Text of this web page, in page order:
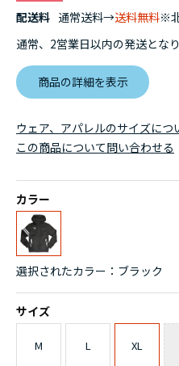
配送料 通常送料→送料無料※
通常、2営業日以内の発送とな
商品の詳細を表示
ウェア、アパレルのサイズにつ
カラー
選択されたカラー：ブラック
サイズ
M L XL
この商品について問い合わせる